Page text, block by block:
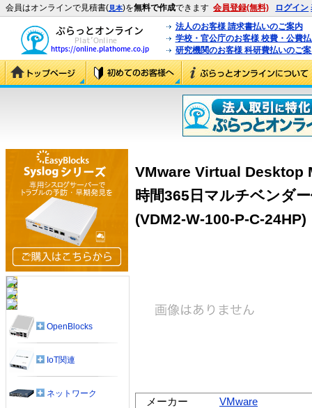
会員はオンラインで見積書(見本)を無料で作成できます 会員登録(無料) ログイン
法人のお客様 請求書払いのご案内
学校・官公庁のお客様 校費・公費
研究機関のお客様 科研費払いのご
VMware Virtual Desktop
時間365日マルチベンダ
(VDM2-W-100-P-C-24HP)
メーカー
VMware
OpenBlocks
IoT関連
ネットワーク